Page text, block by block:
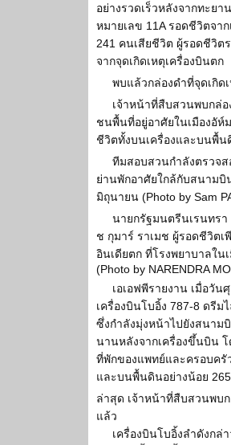
อย่างรวดเร็วหลังจากทะย
หมายเลข 11A รอดชีวิตจ
241 คนเสียชีวิต ผู้รอดชีวิต
จากจุดเกิดเหตุเครื่องบินตก
พบแล้วกล่องดำที่จุดเกิด
เจ้าหน้าที่สืบสวนพบกล่อ
ชนพื้นที่อยู่อาศัยในเมืองอัห์
ชีวิตทั้งบนเครื่องและบนพื้น
ทีมสอบสวนกำลังตรวจ
ย่านพักอาศัยใกล้กับสนามบิ
มิถุนายน (Photo by Sam
นายกรัฐมนตรีนเรนทรา
ช กุมาร์ ราเมช ผู้รอดชีวิตเ
อินเดียตก ที่โรงพยาบาลใน
(Photo by NARENDRA
เอเอฟพีรายงาน เมื่อวั
เครื่องบินโบอิ้ง 787-8 ดรีม
ซึ่งกำลังมุ่งหน้าไปยังสนาม
นานหลังจากเครื่องขึ้นบิน
ที่พักของแพทย์และครอบครั
และบนพื้นดินอย่างน้อย
ล่าสุด เจ้าหน้าที่สืบสวนพบ
แล้ว
เครื่องบินโบอิ้งลำดังก